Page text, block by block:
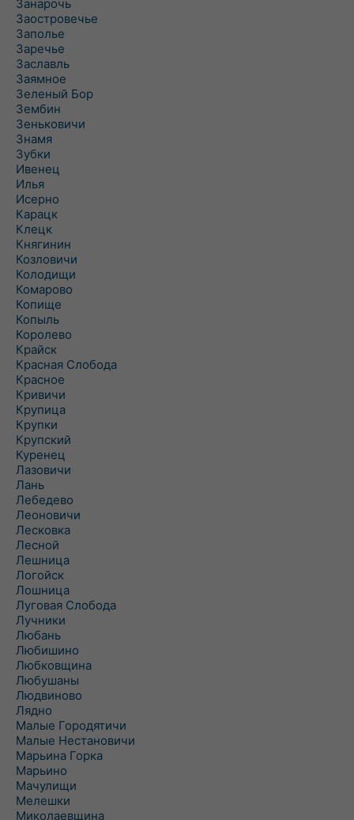
Занарочь
Заостровечье
Заполье
Заречье
Заславль
Заямное
Зеленый Бор
Зембин
Зеньковичи
Знамя
Зубки
Ивенец
Илья
Исерно
Карацк
Клецк
Княгинин
Козловичи
Колодищи
Комарово
Копище
Копыль
Королево
Крайск
Красная Слобода
Красное
Кривичи
Крупица
Крупки
Крупский
Куренец
Лазовичи
Лань
Лебедево
Леоновичи
Лесковка
Лесной
Лешница
Логойск
Лошница
Луговая Слобода
Лучники
Любань
Любишино
Любковщина
Любушаны
Людвиново
Лядно
Малые Городятичи
Малые Нестановичи
Марьина Горка
Марьино
Мачулищи
Мелешки
Миколаевщина